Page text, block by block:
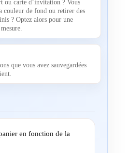
ou carte d’invitation ? Vous
couleur de fond ou retirer des
? Optez alors pour une
que vous avez sauvegardées
en fonction de la